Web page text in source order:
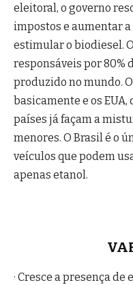
eleitoral, o governo
impostos e aumentar
estimular o biodiesel.
responsáveis por 80%
produzido no mundo.
basicamente e os
países já façam a
menores. O Brasil é o
veículos que podem
apenas etanol.
· Cresce a presença